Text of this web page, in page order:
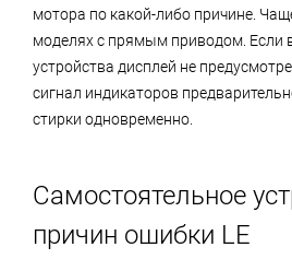
мотора по какой-либо причине.
моделях с прямым приводом. Если
устройства дисплей не
сигнал индикаторов
стирки одновременно.
Самостоятельное
причин ошибки LE